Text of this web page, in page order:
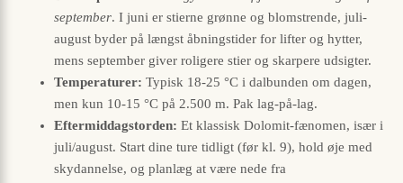
september. I juni er stierne grønne og blomstrende, juli-
august byder på længst åbningstider for lifter og hytter,
mens september giver roligere stier og skarpere udsigter.
Temperaturer: Typisk 18-25 °C i dalbunden om dagen,
men kun 10-15 °C på 2.500 m. Pak lag-på-lag.
Eftermiddagstorden: Et klassisk Dolomit-fænomen, især i
juli/august. Start dine ture tidligt (før kl. 9), hold øje med
skydannelse, og planlæg at være nede fra